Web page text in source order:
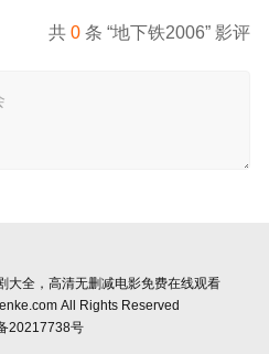
共0 条 “地下铁2006” 影评
大全，高清无删减电影免费在线观看
All Rights Reserved
20217738号